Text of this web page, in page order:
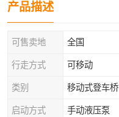
产品描述
可售卖地 全国
行走方式 可移动
类别 移动式登车桥
启动方式 手动液压泵